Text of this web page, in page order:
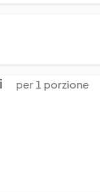
per 1 porzione